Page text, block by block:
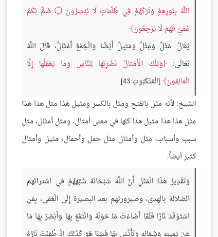
اللَّهُ بِنُورِهِمْ وَتَرَكَهُمْ فِي ظُلُماتٍ لَا يُبْصِرُونَ
صُمٌّ بُكْمٌ
عُمْيٌ فَهُمْ لَا يَرْجِعُونَ
يُقَالُ: مَثَلٌ وَمِثْلٌ وَمَثِيلٌ أَيْضًا وَالْجَمْعُ أَمْثَالٌ، قَالَ اللَّهُ
تَعَالَى:
وَتِلْكَ الْأَمْثالُ نَضْرِبُها لِلنَّاسِ وَما يَعْقِلُها إِلَّا
الْعالِمُونَ [الْعَنْكَبُوتِ:43]
الشيخ: لأنه مثل بالفتح ومثل بالكسر ومثيل هذا مثل هذا هذا
مثل هذا هذا مثيل هذا كلها في معنى أمثال، ومثل أمثال، مثل
سبب وأسباب، مثل وأمثال مثل حمل وأحمال، مثيل وأمثال
كثير أيضاً.
وَتَقْدِيرُ هَذَا الْمَثَلِ أَنَّ اللَّهَ سُبْحَانَهُ شَبَّهَهُمْ في اشترائهم
الضلالة بالهدى، وصيرورتهم بعد البصيرة إِلَى الْعَمَى، بِمَنِ
اسْتَوْقَدَ نَارًا فَلَمَّا أَضَاءَتْ مَا حَوْلَهُ وَانْتَفَعَ بِهَا وَأَبْصَرَ بِهَا مَا
عَنْ يَمِينِهِ وَشِمَالِهِ وَتَأَنَّسَ بِهَا فَبَيْنَا هُوَ كَذَلِكَ إِذْ طُفِئَتْ نَارُهُ